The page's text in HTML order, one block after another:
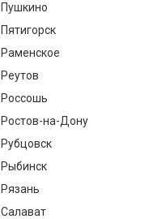
Пушкино
Пятигорск
Раменское
Реутов
Россошь
Ростов-на-Дону
Рубцовск
Рыбинск
Рязань
Салават